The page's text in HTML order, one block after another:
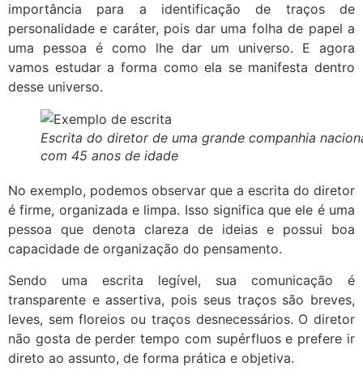
importância para a identificação de traços de
personalidade e caráter, pois dar uma folha de papel a
uma pessoa é como lhe dar um universo. E agora
vamos estudar a forma como ela se manifesta dentro
desse universo.
Escrita do diretor de uma grande companhia
com 45 anos de idade
No exemplo, podemos observar que a escrita do diretor
é firme, organizada e limpa. Isso significa que ele é uma
pessoa que denota clareza de ideias e possui boa
capacidade de organização do pensamento.
Sendo uma escrita legível, sua comunicação é
transparente e assertiva, pois seus traços são breves,
leves, sem floreios ou traços desnecessários. O diretor
não gosta de perder tempo com supérfluos e prefere ir
direto ao assunto, de forma prática e objetiva.